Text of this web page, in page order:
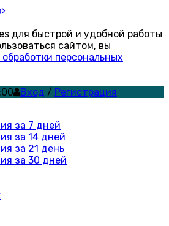
для быстрой и удобной работы
сайтом, вы
персональных
Вход / Регистрация
за 7 дней
за 14 дней
за 21 день
за 30 дней